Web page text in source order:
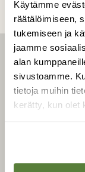
Käytämme
räätälöimiseen,
tukemiseen ja
jaamme
alan
sivustoamme.
tietoja muihin
kerätty, kun olet